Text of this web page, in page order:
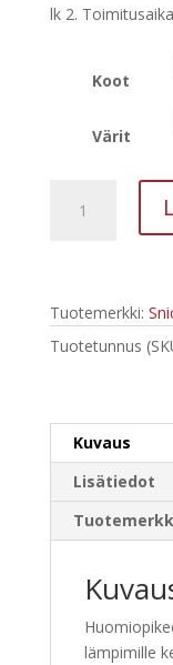
lk 2.
Koot
Värit
2730
AllroundWork,
2
määrä
Tuotemerkki:
Tuotetunnus
Kuvaus
Lisätiedot
lämpimille